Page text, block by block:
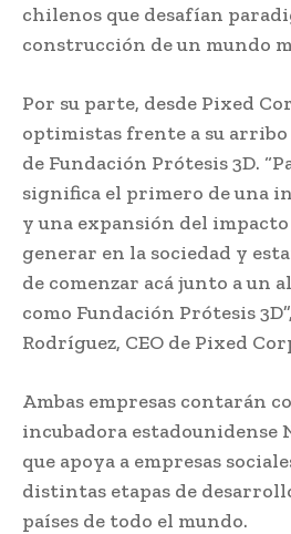
chilenos que desafían
construcción de un mundo
Por su parte, desde Pixed
optimistas frente a su arribo
de Fundación Prótesis 3D.
significa el primero de una
y una expansión del impacto
generar en la sociedad y
de comenzar acá junto a un
como Fundación Prótesis
Rodríguez, CEO de Pixed
Ambas empresas contarán
incubadora estadounidense
que apoya a empresas
distintas etapas de
países de todo el mundo.